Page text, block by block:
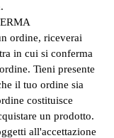
ordine, riceverai
in cui si conferma
Tieni presente
il tuo ordine sia
costituisce
un prodotto.
all'accettazione